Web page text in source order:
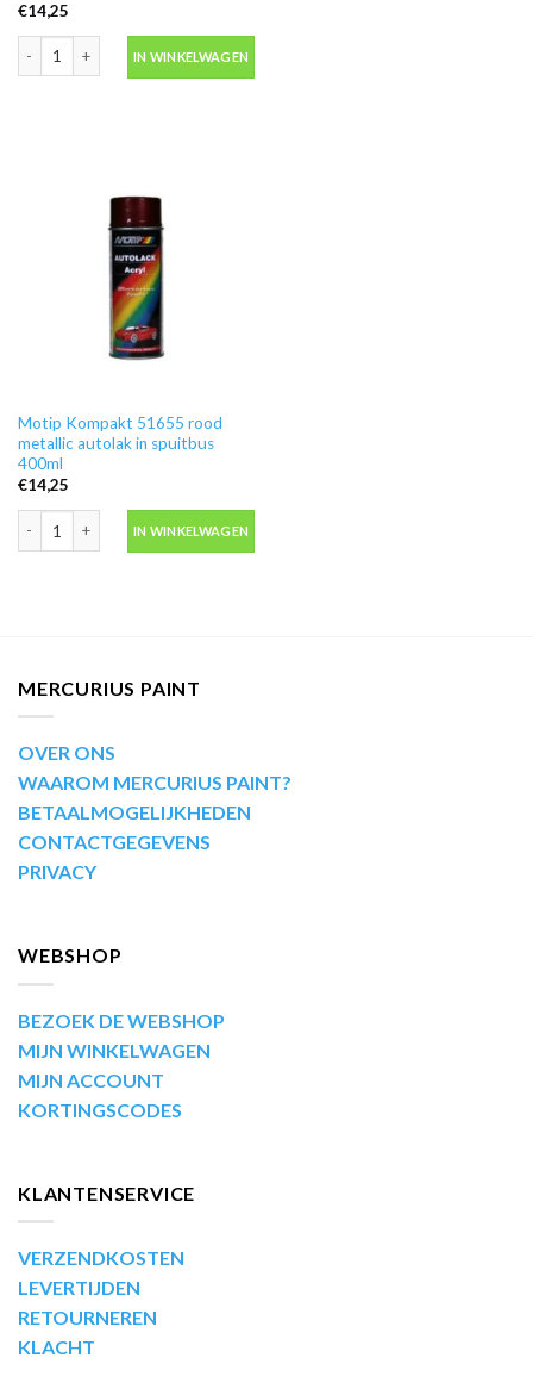
€14,25
Motip Kompakt 53683 blauw metallic autolak in spuitbus 400ml aantal
IN WINKELWAGEN
Motip Kompakt 51655 rood
metallic autolak in spuitbus
400ml
€14,25
IN WINKELWAGEN
MERCURIUS PAINT
OVER ONS
WAAROM MERCURIUS PAINT?
BETAALMOGELIJKHEDEN
CONTACTGEGEVENS
PRIVACY
WEBSHOP
BEZOEK DE WEBSHOP
MIJN WINKELWAGEN
MIJN ACCOUNT
KORTINGSCODES
KLANTENSERVICE
VERZENDKOSTEN
LEVERTIJDEN
RETOURNEREN
KLACHT